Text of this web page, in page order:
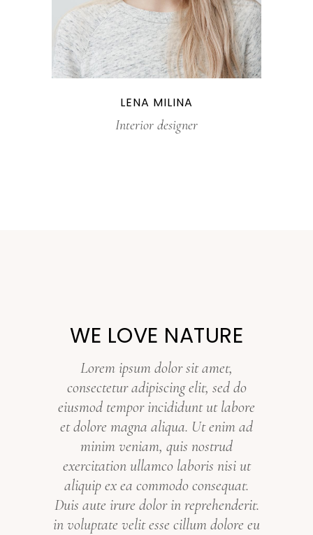
LENA MILINA
Interior designer
WE LOVE NATURE
Lorem ipsum dolor sit amet,
consectetur adipiscing elit, sed do
eiusmod tempor incididunt ut labore
et dolore magna aliqua. Ut enim ad
minim veniam, quis nostrud
exercitation ullamco laboris nisi ut
aliquip ex ea commodo consequat.
Duis aute irure dolor in reprehenderit.
in voluptate velit esse cillum dolore eu